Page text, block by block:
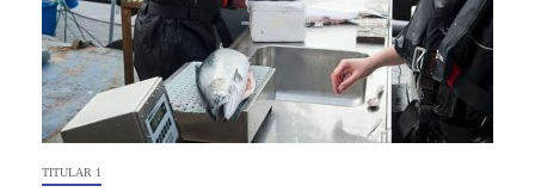
TITULAR 1